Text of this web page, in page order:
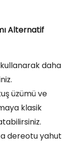
Alternatif
daha
üzümü ve
klasik
dereotu yahut